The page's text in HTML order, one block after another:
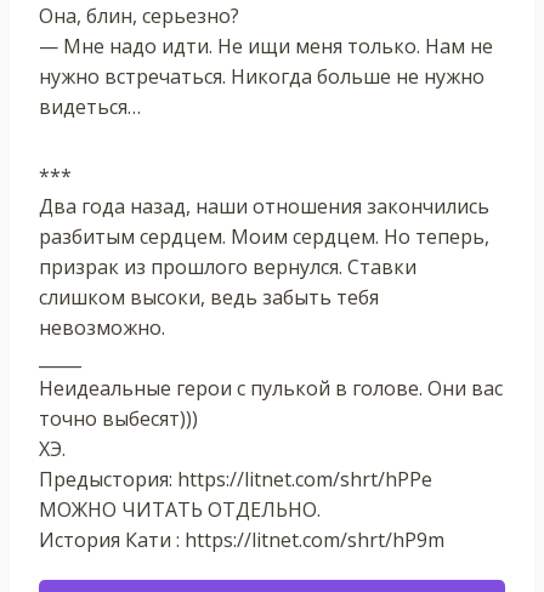
Она, блин, серьезно?
— Мне надо идти. Не ищи меня только. Нам не
нужно встречаться. Никогда больше не нужно
видеться…
***
Два года назад, наши отношения закончились
разбитым сердцем. Моим сердцем. Но теперь,
призрак из прошлого вернулся. Ставки
слишком высоки, ведь забыть тебя
невозможно.
Неидеальные герои с пулькой в голове. Они вас
точно выбесят)))
ХЭ.
Предыстория: https://litnet.com/shrt/hPPe
МОЖНО ЧИТАТЬ ОТДЕЛЬНО.
История Кати : https://litnet.com/shrt/hP9m